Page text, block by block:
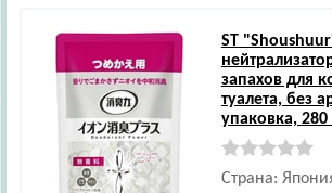
ST
запахов для
туалета, без
упаковка, 280
Страна: